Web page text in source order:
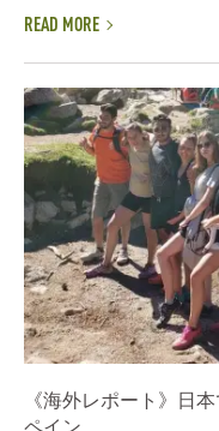
READ MORE
《海外レポート》日
ペイン